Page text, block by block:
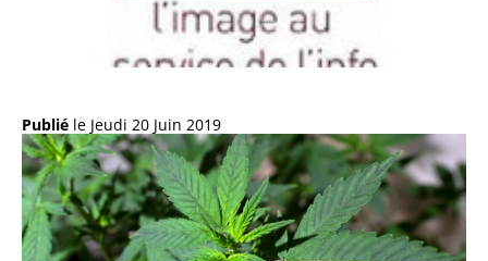
Publié le Jeudi 20 Juin 2019